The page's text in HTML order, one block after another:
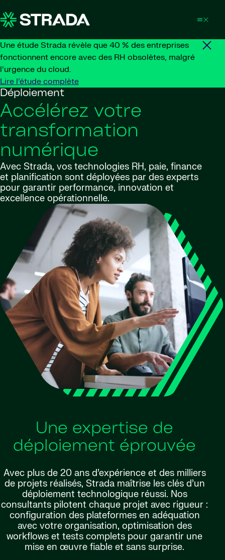
Une étude Strada révèle que 40 % des entreprises
fonctionnent encore avec des RH obsolètes, malgré
l’urgence du cloud.
Lire l’étude complète
Déploiement
Accélérez votre
transformation
numérique
Avec Strada, vos technologies RH, paie, finance
et planification sont déployées par des experts
pour garantir performance, innovation et
excellence opérationnelle.
Une expertise de
déploiement éprouvée
Avec plus de 20 ans d’expérience et des milliers
de projets réalisés, Strada maîtrise les clés d’un
déploiement technologique réussi. Nos
consultants pilotent chaque projet avec rigueur :
configuration des plateformes en adéquation
avec votre organisation, optimisation des
workflows et tests complets pour garantir une
mise en œuvre fiable et sans surprise.